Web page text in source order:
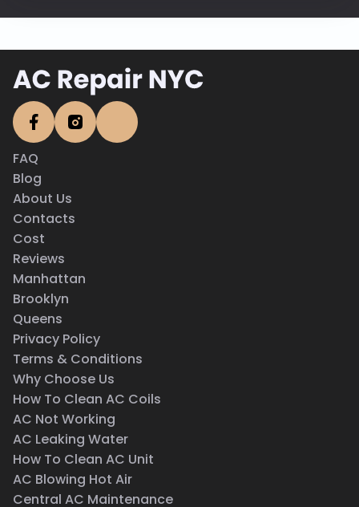
FAQ
Blog
About Us
Contacts
Cost
Reviews
Manhattan
Brooklyn
Queens
Privacy Policy
Terms & Conditions
Why Choose Us
How To Clean AC Coils
AC Not Working
AC Leaking Water
How To Clean AC Unit
AC Blowing Hot Air
Central AC Maintenance